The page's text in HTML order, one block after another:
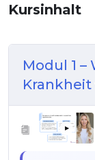
Kursinhalt
Modul 1 –
▶